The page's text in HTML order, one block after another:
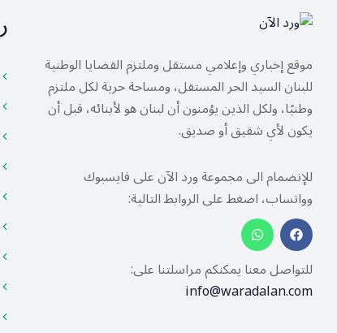
موقع إخباري وإعلامي مستقل وملتزم القضايا الوطنية
للبنان السيد الحر المستقل، ومساحة حرية لكل ملتزم
وطنيًا، ولكل الذين يؤمنون أن لبنان هو لأبنائه، قبل أن
يكون لأي شقيق أو صديق.
للإنضمام الى مجموعة ورد الآن على فايسبوك
وواتساب، اضغط على الروابط التالية:
للتواصل معنا يمكنكم مراسلتنا على:
info@waradalan.com